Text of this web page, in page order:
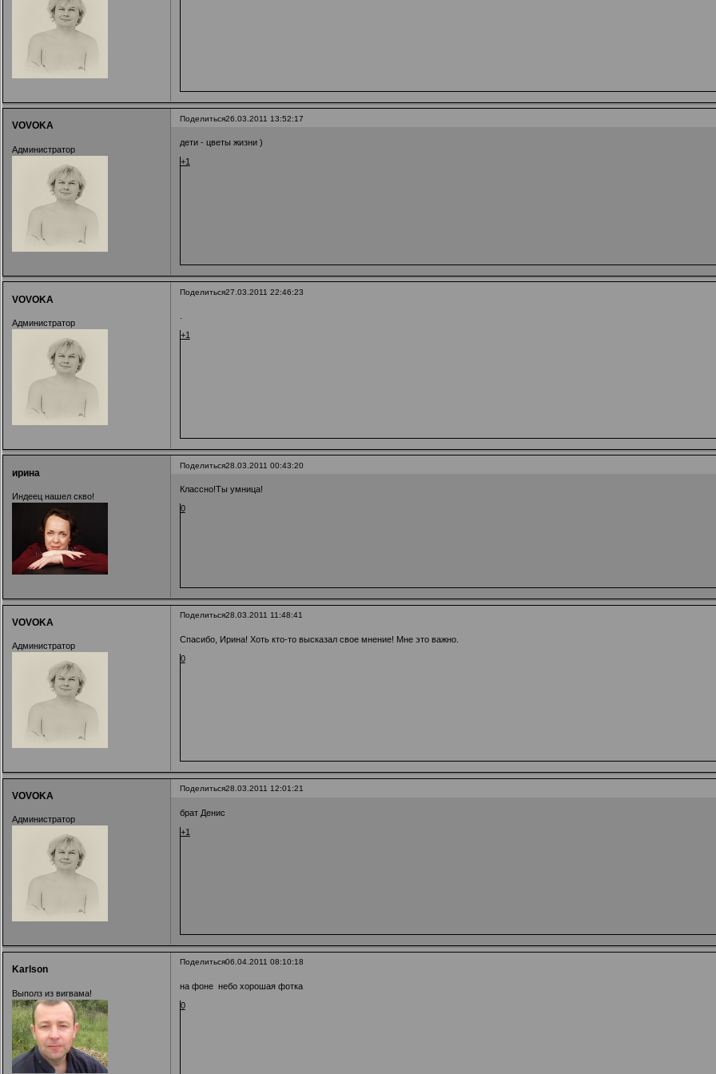
Поделиться26.03.2011 13:52:17
VOVOKA
Администратор
дети - цветы жизни )
+1
Поделиться27.03.2011 22:46:23
VOVOKA
Администратор
+1
Поделиться28.03.2011 00:43:20
ирина
Индеец нашел скво!
Классно!Ты умница!
0
Поделиться28.03.2011 11:48:41
VOVOKA
Администратор
Спасибо, Ирина! Хоть кто-то высказал свое мнение! Мне это важно.
0
Поделиться28.03.2011 12:01:21
VOVOKA
Администратор
брат Денис
+1
Поделиться06.04.2011 08:10:18
Karlson
Выполз из вигвама!
на фоне небо хорошая фотка
0